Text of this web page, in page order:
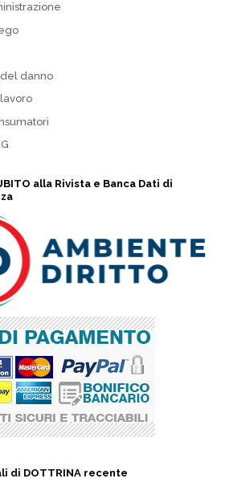
danno
alla Rivista e Banca Dati di
di DOTTRINA recente